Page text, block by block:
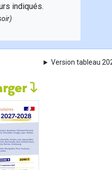
indiqués.
Version tableau